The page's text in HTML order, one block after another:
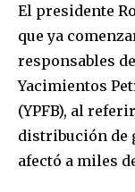
El presidente
que ya
responsables
Yacimientos
(YPFB), al
distribución de
afectó a miles